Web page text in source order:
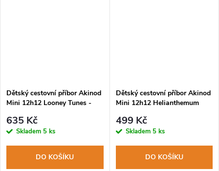
Dětský cestovní příbor Akinod
Mini 12h12 Looney Tunes -
635 Kč
Skladem 5 ks
DO KOŠÍKU
Dětský cestovní příbor Akinod
Mini 12h12 Helianthemum
499 Kč
Skladem 5 ks
DO KOŠÍKU